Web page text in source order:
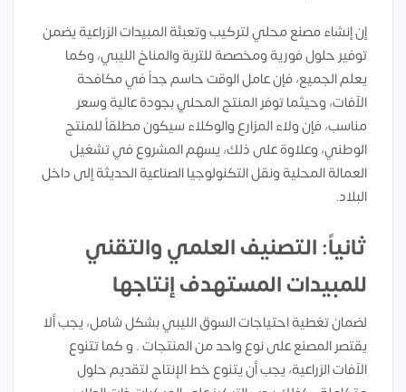
إن إنشاء مصنع محلي لتركيب وتعبئة المبيدات الزراعية يضمن
توفير حلول فورية ومخصصة للتربة والمناخ الليبي، وكما
يعلم الجميع، فإن عامل الوقت حاسم جداً في مكافحة
الآفات، وحيثما توفر المنتج المحلي بجودة عالية وسعر
مناسب، فإن ولاء المزارع والوكلاء سيكون مطلقاً للمنتج
الوطني، وعلاوة على ذلك، يسهم المشروع في تشغيل
العمالة المحلية ونقل التكنولوجيا الصناعية الحديثة إلى داخل
البلاد.
ثانياً: التصنيف العلمي والتقني
للمبيدات المستهدف إنتاجها
لضمان تغطية احتياجات السوق الليبي بشكل شامل، يجب ألا
يقتصر المصنع على نوع واحد من المنتجات . و كما تتنوع
الآفات الزراعية، يجب أن يتنوع خط الإنتاج لتقديم حلول